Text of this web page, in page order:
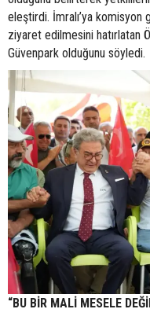
eleştirdi. İmralı’ya komisyon
ziyaret edilmesini hatırlatan
Güvenpark olduğunu söyledi.
“BU BİR MALİ MESELE